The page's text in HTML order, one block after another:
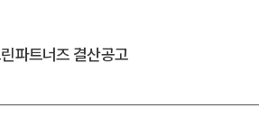
파트너즈 결산공고